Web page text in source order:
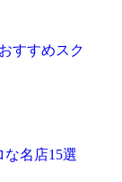
すすめスク
名店15選